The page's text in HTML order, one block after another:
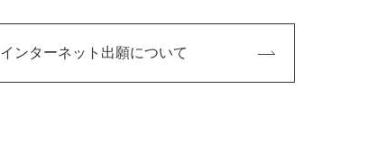
インターネット出願について